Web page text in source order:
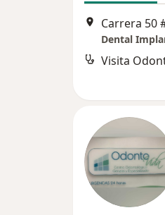
Carrera 50
Dental
Visita